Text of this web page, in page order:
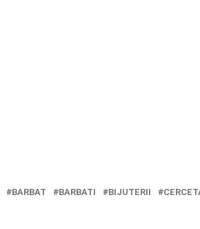
BARBAT BARBATI BIJUTERII